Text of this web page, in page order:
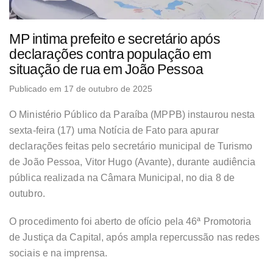
MP intima prefeito e secretário após
declarações contra população em
situação de rua em João Pessoa
Publicado em 17 de outubro de 2025
O Ministério Público da Paraíba (MPPB) instaurou nesta
sexta-feira (17) uma Notícia de Fato para apurar
declarações feitas pelo secretário municipal de Turismo
de João Pessoa, Vitor Hugo (Avante), durante audiência
pública realizada na Câmara Municipal, no dia 8 de
outubro.
O procedimento foi aberto de ofício pela 46ª Promotoria
de Justiça da Capital, após ampla repercussão nas redes
sociais e na imprensa.